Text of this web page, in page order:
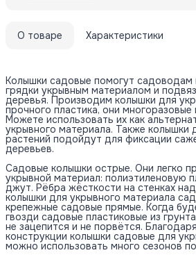
О товаре Характеристики
Колышки садовые помогут садоводам
грядки укрывным материалом и
деревья. Производим колышки для
прочного пластика, они многоразовые
Можете использовать их как
укрывного материала. Также колышки
растений подойдут для фиксации
деревьев.
Садовые колышки острые. Они легко
укрывной материал: полиэтиленовую
джут. Рёбра жёсткости на стенках
колышки для укрывного материала
крепежные садовые прямые. Когда
гвозди садовые пластиковые из
не зацепится и не порвётся.
конструкции колышки садовые для
можно использовать много сезонов